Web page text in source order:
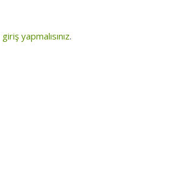
giriş yapmalısınız.